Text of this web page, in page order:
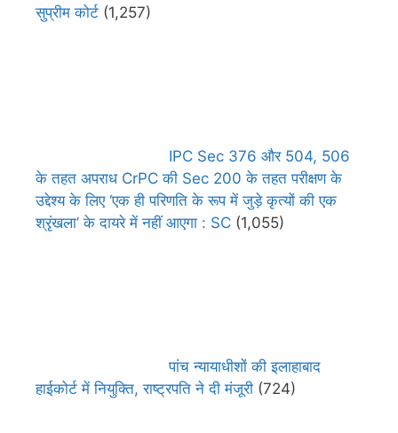
सुप्रीम कोर्ट (1,257)
IPC Sec 376 और 504, 506
के तहत अपराध CrPC की Sec 200 के तहत परीक्षण के
उद्देश्य के लिए ‘एक ही परिणति के रूप में जुड़े कृत्यों की एक
श्रृंखला’ के दायरे में नहीं आएगा : SC (1,055)
पांच न्यायाधीशों की इलाहाबाद
हाईकोर्ट में नियुक्ति, राष्ट्रपति ने दी मंजूरी (724)